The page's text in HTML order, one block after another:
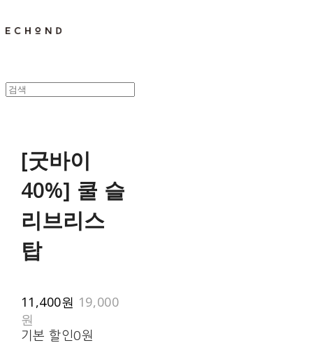
[굿바이
40%] 쿨 슬
리브리스
탑
11,400원 19,000
원
기본 할인0원